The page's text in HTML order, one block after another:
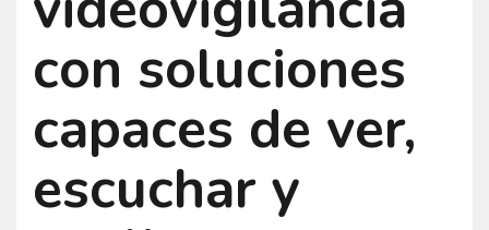
con soluciones
capaces de ver,
escuchar y